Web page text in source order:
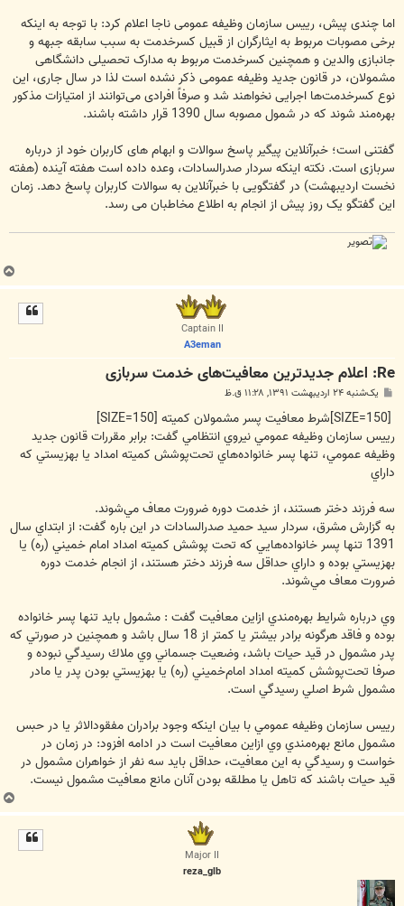
اما چندی پیش، رییس سازمان وظیفه عمومی ناجا اعلام کرد: با توجه به اینکه
برخی مصوبات مربوط به ایثارگران از قبیل کسرخدمت به سبب سابقه جبهه و
جانبازی والدین و همچنین کسرخدمت مربوط به مدارک تحصیلی دانشگاهی
مشمولان، در قانون جدید وظیفه عمومی ذکر نشده است لذا در سال جاری، این
نوع کسرخدمت‌ها اجرایی نخواهند شد و صرفاً افرادی می‌توانند از امتیازات مذکور
بهره‌مند شوند که در شمول مصوبه سال 1390 قرار داشته باشند.
گفتنی است؛ خبرآنلاین پیگیر پاسخ سوالات و ابهام های کاربران خود از درباره
سربازی است. نکته اینکه سردار صدرالسادات، وعده داده است هفته آینده (هفته
نخست اردیبهشت) در گفتگویی با خبرآنلاین به سوالات کاربران پاسخ دهد. زمان
این گفتگو یک روز پیش از انجام به اطلاع مخاطبان می رسد.
Captain II
A3eman
Re: اعلام جدید‌ترین معافیت‌های خدمت سربازی
ت
یک‌شنبه ۲۴ اردیبهشت ۱۳۹۱, ۱۱:۲۸ ق.ظ
[SIZE=150]شرط معافیت پسر مشمولان کمیته [SIZE=150]
رييس سازمان وظيفه عمومي نيروي انتظامي گفت: برابر مقررات قانون جديد
وظيفه عمومي، تنها پسر خانواده‌هاي تحت‌پوشش كميته امداد يا بهزيستي كه
داراي
سه فرزند دختر هستند، از خدمت دوره ضرورت معاف مي‌شوند.
به گزارش مشرق، سردار سيد حميد صدرالسادات در اين باره گفت: از ابتداي سال
1391 تنها پسر خانواده‌هايي كه تحت پوشش كميته امداد امام خميني (ره) يا
بهزيستي بوده و داراي حداقل سه فرزند دختر هستند، از انجام خدمت دوره
ضرورت معاف مي‌شوند.
وي درباره شرايط بهره‌مندي ازاين معافيت گفت : مشمول بايد تنها پسر خانواده
بوده و فاقد هرگونه برادر بيشتر يا كمتر از 18 سال باشد و همچنين در صورتي كه
پدر مشمول در قيد حيات باشد، وضعيت جسماني وي ملاك رسيدگي نبوده و
صرفا تحت‌پوشش كميته امداد امام‌خميني (ره) يا بهزيستي بودن پدر يا مادر
مشمول شرط اصلي رسيدگي است.
رييس سازمان وظيفه عمومي با بيان اينكه وجود برادران مفقودالاثر يا در حبس
مشمول مانع بهره‌مندي وي ازاين معافيت است در ادامه افزود: در زمان در
خواست و رسيدگي به اين معافيت، حداقل بايد سه نفر از خواهران مشمول در
قيد حيات باشند كه تاهل يا مطلقه بودن آنان مانع معافيت مشمول نيست.
Major II
reza_glb